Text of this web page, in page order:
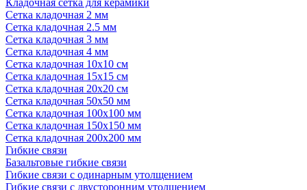
Кладочная сетка для керамики
Сетка кладочная 2 мм
Сетка кладочная 2.5 мм
Сетка кладочная 3 мм
Сетка кладочная 4 мм
Сетка кладочная 10x10 см
Сетка кладочная 15x15 см
Сетка кладочная 20x20 см
Сетка кладочная 50x50 мм
Сетка кладочная 100x100 мм
Сетка кладочная 150x150 мм
Сетка кладочная 200x200 мм
Гибкие связи
Базальтовые гибкие связи
Гибкие связи с одинарным утолщением
Гибкие связи с двусторонним утолщением